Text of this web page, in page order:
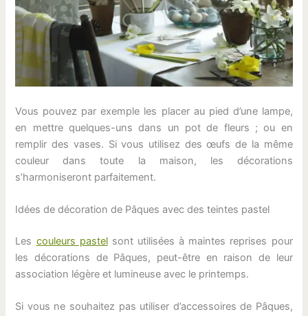
Vous pouvez par exemple les placer au pied d’une lampe,
en mettre quelques-uns dans un pot de fleurs ; ou en
remplir des vases. Si vous utilisez des œufs de la même
couleur dans toute la maison, les décorations
s’harmoniseront parfaitement.
Idées de décoration de Pâques avec des teintes pastel
Les couleurs pastelsont utilisées à maintes reprises pour
les décorations de Pâques, peut-être en raison de leur
association légère et lumineuse avec le printemps.
Si vous ne souhaitez pas utiliser d’accessoires de Pâques,